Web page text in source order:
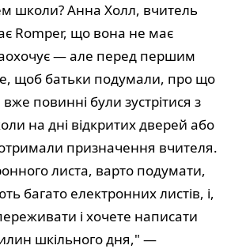
школи? Анна Холл, вчитель
Romper, що вона не має
— але перед першим
щоб батьки подумали, про що
повинні були зустрітися з
на дні відкритих дверей або
призначення вчителя.
листа, варто подумати,
багато електронних листів, і,
і хочете написати
шкільного дня," —